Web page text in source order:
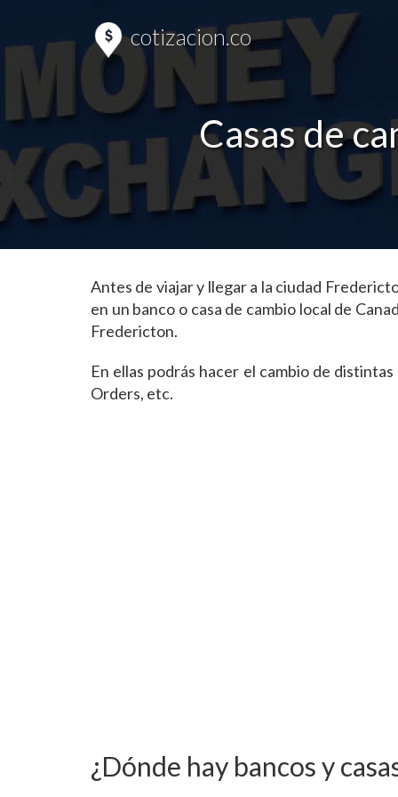
cotizacion.co
Casas de
Antes de viajar y llegar a la ciudad
en un banco o casa de cambio local de
Fredericton.
En ellas podrás hacer el cambio de
Orders, etc.
¿Dónde hay bancos y